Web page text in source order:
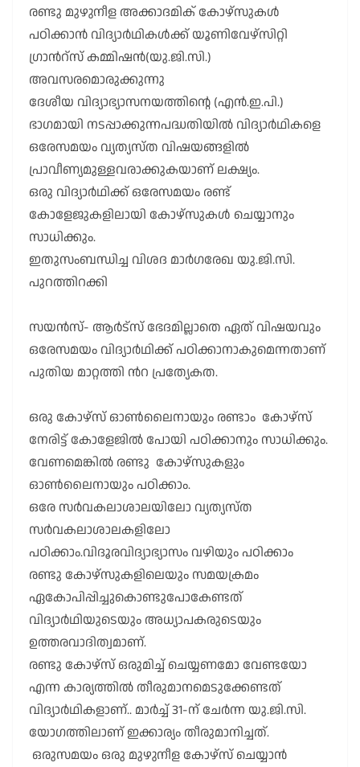
രണ്ടു മുഴുനീള അക്കാദമിക് കോഴ്സുകൾ
പഠിക്കാൻ വിദ്യാർഥികൾക്ക് യൂണിവേഴ്സിറ്റി
ഗ്രാൻറ്സ് കമ്മിഷൻ(യു.ജി.സി.)
അവസരമൊരുക്കുന്നു
ദേശീയ വിദ്യാഭ്യാസനയത്തിന്റെ (എൻ.ഇ.പി.)
ഭാഗമായി നടപ്പാക്കുന്നപദ്ധതിയിൽ വിദ്യാർഥികളെ
ഒരേസമയം വ്യത്യസ്ത വിഷയങ്ങളിൽ
പ്രാവീണ്യമുള്ളവരാക്കുകയാണ് ലക്ഷ്യം.
ഒരു വിദ്യാർഥിക്ക് ഒരേസമയം രണ്ട്
കോളേജുകളിലായി കോഴ്സുകൾ ചെയ്യാനും
സാധിക്കും.
ഇതുസംബന്ധിച്ച വിശദ മാർഗരേഖ യു.ജി.സി.
പുറത്തിറക്കി
സയൻസ്- ആർട്സ് ഭേദമില്ലാതെ ഏത് വിഷയവും
ഒരേസമയം വിദ്യാർഥിക്ക് പഠിക്കാനാകുമെന്നതാണ്
പുതിയ മാറ്റത്തി ൻറ പ്രത്യേകത.
ഒരു കോഴ്സ് ഓൺലൈനായും രണ്ടാം കോഴ്സ്
നേരിട്ട് കോളേജിൽ പോയി പഠിക്കാനും സാധിക്കും.
വേണമെങ്കിൽ രണ്ടു കോഴ്സുകളും
ഓൺലൈനായും പഠിക്കാം.
ഒരേ സർവകലാശാലയിലോ വ്യത്യസ്ത
സർവകലാശാലകളിലോ
പഠിക്കാം.വിദൂരവിദ്യാഭ്യാസം വഴിയും പഠിക്കാം
രണ്ടു കോഴ്സുകളിലെയും സമയക്രമം
ഏകോപിപ്പിച്ചുകൊണ്ടുപോകേണ്ടത്
വിദ്യാർഥിയുടെയും അധ്യാപകരുടെയും
ഉത്തരവാദിത്വമാണ്.
രണ്ടു കോഴ്സ് ഒരുമിച്ച് ചെയ്യണമോ വേണ്ടയോ
എന്ന കാര്യത്തിൽ തീരുമാനമെടുക്കേണ്ടത്
വിദ്യാർഥികളാണ്.. മാർച്ച് 31-ന് ചേർന്ന യു.ജി.സി.
യോഗത്തിലാണ് ഇക്കാര്യം തീരുമാനിച്ചത്.
ഒരുസമയം ഒരു മുഴുനീള കോഴ്സ് ചെയ്യാൻ